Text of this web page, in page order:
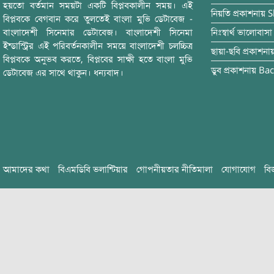
হয়তো বর্তমান সময়টা একটি বিপ্লবকালীন সময়। এই
বিপ্লবকে বেগবান করে তুলতেই বাংলা মুভি ডেটাবেজ -
বাংলাদেশী সিনেমার ডেটাবেজ। বাংলাদেশী সিনেমা
ইন্ডাস্ট্রির এই পরিবর্তনকালীন সময়ে বাংলাদেশী চলচ্চিত্র
বিপ্লবকে অনুভব করতে, বিপ্লবের সাক্ষী হতে বাংলা মুভি
ডেটাবেজ এর সাথে থাকুন। ধন্যবাদ।
নিয়তি প্রকাশনায়
নিঃস্বার্থ ভালোবাসা
ছায়া-ছবি
ডুব প্রকাশনায়
আমাদের কথা বিএমডিবি ভলান্টিয়ার গোপনীয়তার নীতিমালা যোগাযোগ